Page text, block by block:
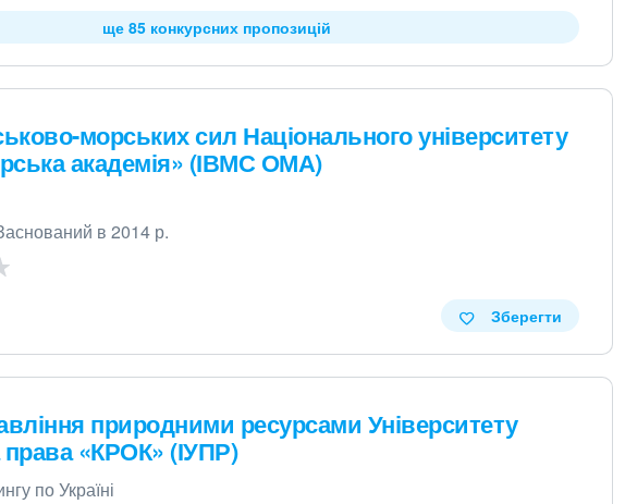
ще 85 конкурсних пропозицій
морських сил Національного університету
академія» (ІВМС ОМА)
в 2014 р.
Зберегти
природними ресурсами Університету
права «КРОК» (ІУПР)
по Україні